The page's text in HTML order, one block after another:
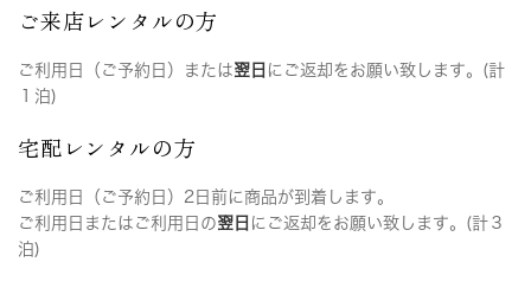
ご来店レンタルの方
ご利用日（ご予約日）または翌日 にご返却をお願い致します。(計
１泊)
宅配レンタルの方
ご利用日（ご予約日）2日前に商品が到着します。
ご利用日またはご利用日の翌日 にご返却をお願い致します。(計３
泊)